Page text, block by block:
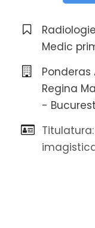
Medic
Regina
-